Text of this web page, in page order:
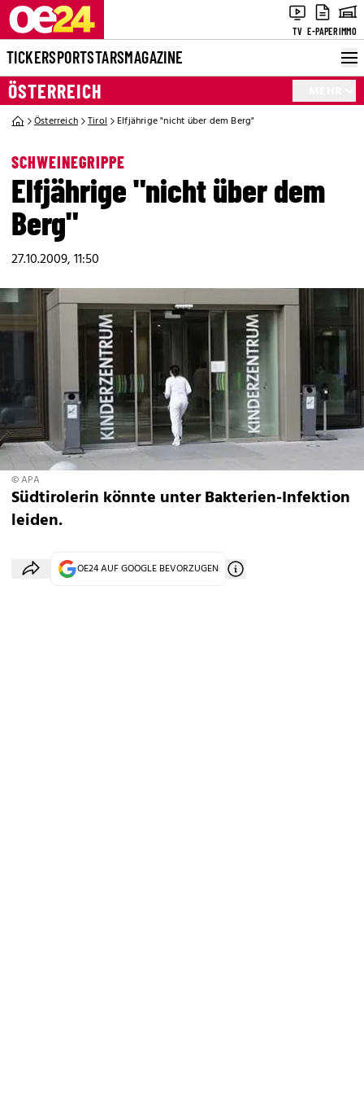
TV E-PAPERIMMO
TICKERSPORTSTARSMAGAZINE
ÖSTERREICH
Österreich Tirol Elfjährige "nicht über dem Berg"
SCHWEINEGRIPPE
Elfjährige "nicht über dem
Berg"
27.10.2009, 11:50
© APA
Südtirolerin könnte unter Bakterien-Infektion
leiden.
OE24 AUF GOOGLE BEVORZUGEN